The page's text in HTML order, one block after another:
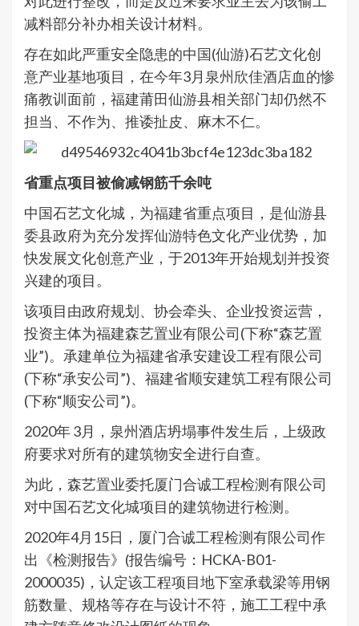
减料部分补办相关设计材料。
存在如此严重安全隐患的中国(仙游)石艺文化创
意产业基地项目，在今年3月泉州欣佳酒店血的惨
痛教训面前，福建莆田仙游县相关部门却仍然不
担当、不作为、推诿扯皮、麻木不仁。
省重点项目被偷减钢筋千余吨
中国石艺文化城，为福建省重点项目，是仙游县
委县政府为充分发挥仙游特色文化产业优势，加
快发展文化创意产业，于2013年开始规划并投资
兴建的项目。
该项目由政府规划、协会牵头、企业投资运营，
投资主体为福建森艺置业有限公司(下称“森艺置
业”)。承建单位为福建省承安建设工程有限公司
(下称“承安公司”)、福建省顺安建筑工程有限公司
(下称“顺安公司”)。
2020年 3月，泉州酒店坍塌事件发生后，上级政
府要求对所有的建筑物安全进行自查。
为此，森艺置业委托厦门合诚工程检测有限公司
对中国石艺文化城项目的建筑物进行检测。
2020年4月15日，厦门合诚工程检测有限公司作
出《检测报告》(报告编号：HCKA-B01-
2000035)，认定该工程项目地下室承载梁等用钢
筋数量、规格等存在与设计不符，施工工程中承